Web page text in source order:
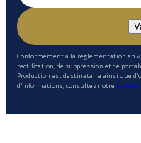
Conformément à la réglementation en
rectification, de suppression et de
Production est destinataire ainsi que
d'informations, consultez notre